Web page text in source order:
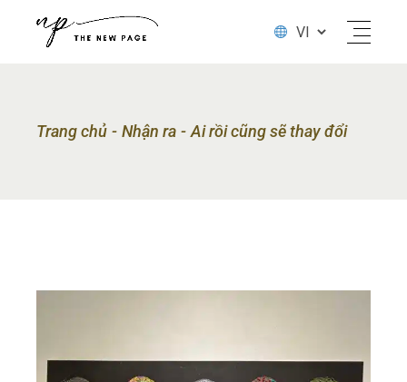
Trang chủ Nhận ra Ai rồi cũng sẽ thay đổi